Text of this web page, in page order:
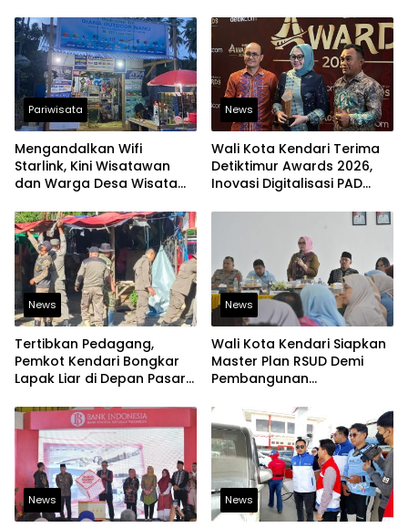
Pariwisata
Mengandalkan Wifi
Starlink, Kini Wisatawan
dan Warga Desa Wisata
Mengakses Transaksi
Digital
News
Wali Kota Kendari Terima
Detiktimur Awards 2026,
Inovasi Digitalisasi PAD
News
Tertibkan Pedagang,
Pemkot Kendari Bongkar
Lapak Liar di Depan Pasar
News
Wali Kota Kendari Siapkan
Master Plan RSUD Demi
Pembangunan
News News